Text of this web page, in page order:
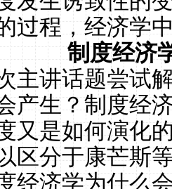
过程，经济学
制度经济
主讲话题尝试
产生？制度经
又是如何演化
区分于康芒斯
经济学为什么